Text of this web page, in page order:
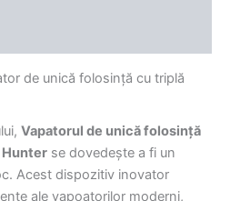
de unică folosință cu triplă
Vapatorul de unică folosință
se dovedește a fi un
Acest dispozitiv inovator
ale vapoatorilor moderni,